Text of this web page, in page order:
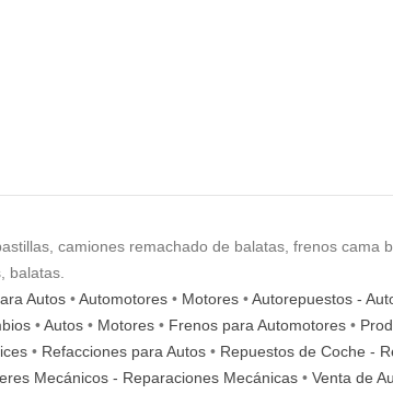
camiones remachado de balatas, frenos cama
balatas.
Autos •Automotores • Motores •Autorepuestos -
•Autos • Motores • Frenos para Automotores •
• Refacciones para Autos • Repuestos de Coche -
Mecánicos - Reparaciones Mecánicas • Venta de